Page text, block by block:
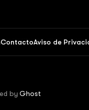
ContactoAviso de
byGhost